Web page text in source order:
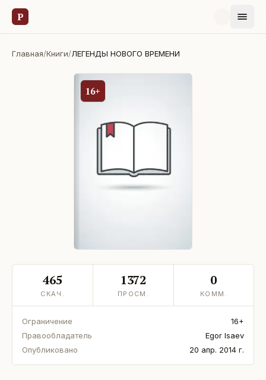
Р
Главная/Книги/ЛЕГЕНДЫ НОВОГО ВРЕМЕНИ
16+
465
СКАЧ.
1372
ПРОСМ.
0
КОММ.
Ограничение
16+
Правообладатель
Egor Isaev
Опубликовано
20 апр. 2014 г.